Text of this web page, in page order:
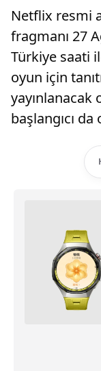
Netflix resmi
fragmanı 27
Türkiye saati
oyun için
yayınlanacak
başlangıcı da